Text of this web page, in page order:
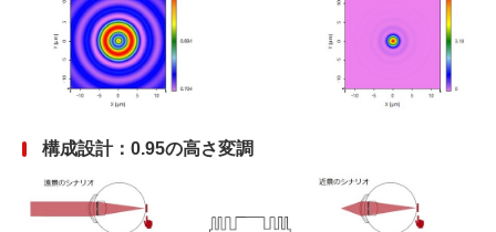
構成設計：0.95の高さ変調